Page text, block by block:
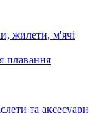
жилети, м'ячі
плавання
та аксесуари